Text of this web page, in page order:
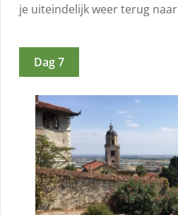
je uiteindelijk weer terug naar
Dag 7